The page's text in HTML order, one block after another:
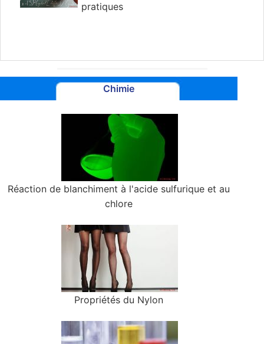
pratiques
Chimie
Réaction de blanchiment à l'acide sulfurique et au
chlore
Propriétés du Nylon